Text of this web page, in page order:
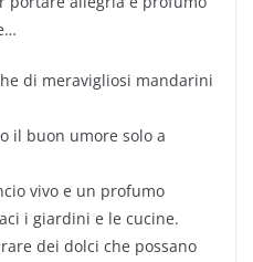
di meravigliosi mandarini
il buon umore solo a
vivo e un profumo
i giardini e le cucine.
dei dolci che possano